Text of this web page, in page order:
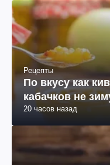
Рецепты
По вкусу как
кабачков не
20 часов назад